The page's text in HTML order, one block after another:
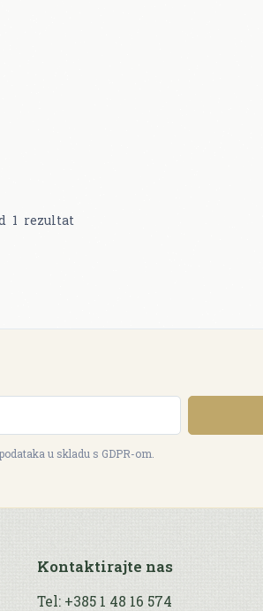
1 rezultat
u skladu s GDPR-om.
Kontaktirajte nas
Tel: +385 1 48 16 574